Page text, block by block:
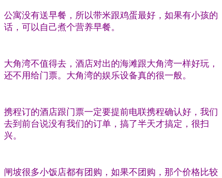
公寓没有送早餐，所以带米跟鸡蛋最好，如果有小孩的
话，可以自己煮个营养早餐。
大角湾不值得去，酒店对出的海滩跟大角湾一样好玩，
还不用给门票。大角湾的娱乐设备真的很一般。
携程订的酒店跟门票一定要提前电联携程确认好，我们
去到前台说没有我们的订单，搞了半天才搞定，很扫
兴。
闸坡很多小饭店都有团购，如果不团购，那个价格比较